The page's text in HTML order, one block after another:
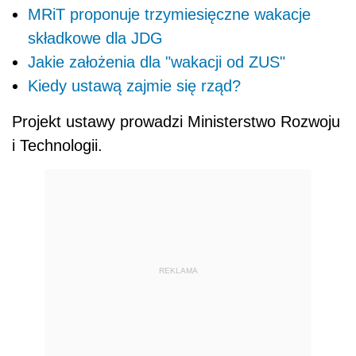
MRiT proponuje trzymiesięczne wakacje
składkowe dla JDG
Jakie założenia dla "wakacji od ZUS"
Kiedy ustawą zajmie się rząd?
Projekt ustawy prowadzi Ministerstwo Rozwoju
i Technologii.
REKLAMA